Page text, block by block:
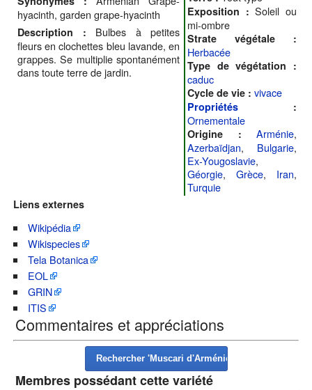
hyacinth, garden grape-hyacinth
Description : Bulbes à petites
fleurs en clochettes bleu lavande, en
grappes. Se multiplie spontanément
dans toute terre de jardin.
Exposition :Soleil ou
mi-ombre
Strate végétale :
Herbacée
Type de végétation :
caduc
Cycle de vie : vivace
Propriétés :
Ornementale
Origine : Arménie,
Azerbaïdjan, Bulgarie,
Ex-Yougoslavie,
Géorgie, Grèce, Iran,
Turquie
Liens externes
Wikipédia
Wikispecies
Tela Botanica
EOL
GRIN
ITIS
Commentaires et appréciations
Membres possédant cette variété